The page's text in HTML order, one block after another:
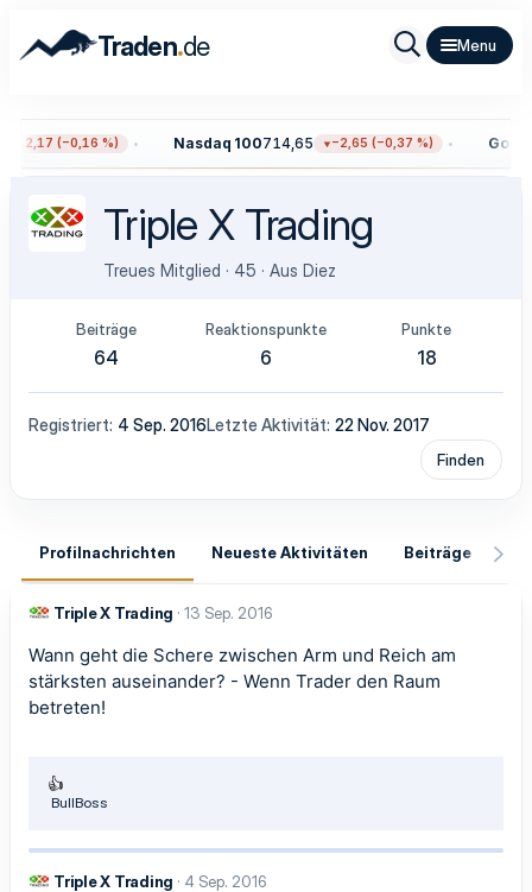
Traden.de
−12,17 (−0,16 %) Nasdaq 100714,65 −2,65 (−0,37 %) Gold
Triple X Trading
Treues Mitglied · 45 · Aus Diez
Beiträge
64
Reaktionspunkte
6
Punkte
18
Registriert 4 Sep. 2016Letzte Aktivität 22 Nov. 2017
Finden
Profilnachrichten Neueste Aktivitäten Beiträge
Triple X Trading 13 Sep. 2016
Wann geht die Schere zwischen Arm und Reich am
stärksten auseinander? - Wenn Trader den Raum
betreten!
R
k
t
BullBoss
Triple X Trading 4 Sep. 2016